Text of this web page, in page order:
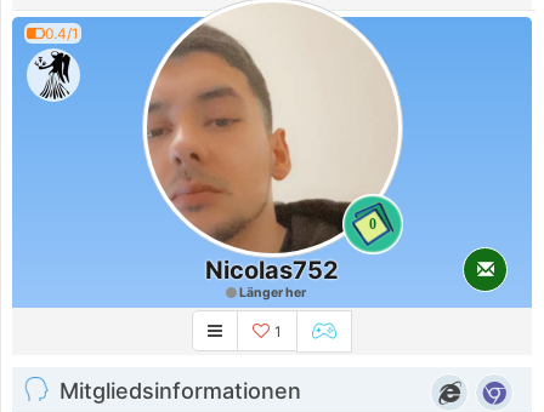
0.4/1
0
Nicolas752
Länger her
1
Mitgliedsinformationen